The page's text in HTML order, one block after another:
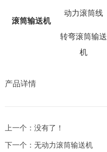
滚筒输送机
动力滚筒线
转弯滚筒输送
机
产品详情
上一个： 没有了！
下一个： 无动力滚筒输送机